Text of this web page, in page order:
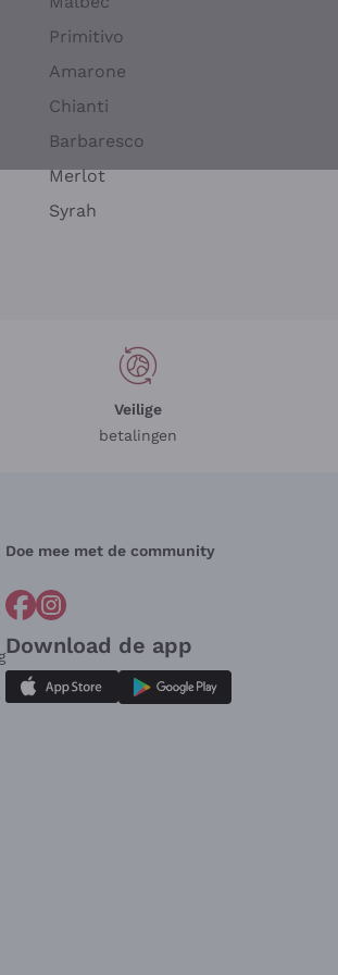
Primitivo
Amarone
Chianti
Barbaresco
Merlot
Syrah
Veilige
betalingen
Doe mee met de community
Download de app